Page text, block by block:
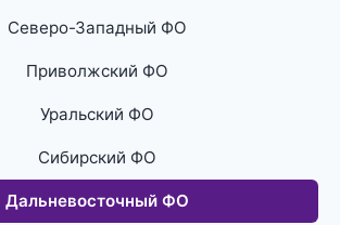
Северо-Западный ФО
Приволжский ФО
Уральский ФО
Сибирский ФО
Дальневосточный ФО